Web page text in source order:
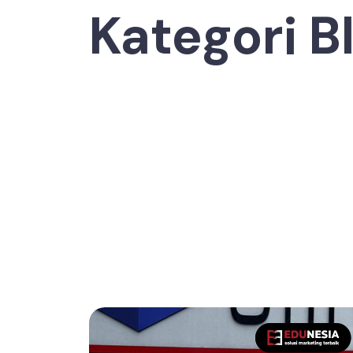
Kategori